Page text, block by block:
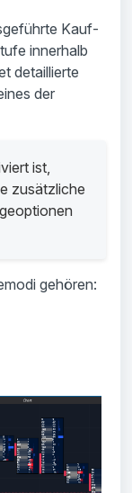
Kauf-
innerhalb
detaillierte
der
ist,
zusätzliche
gehören: